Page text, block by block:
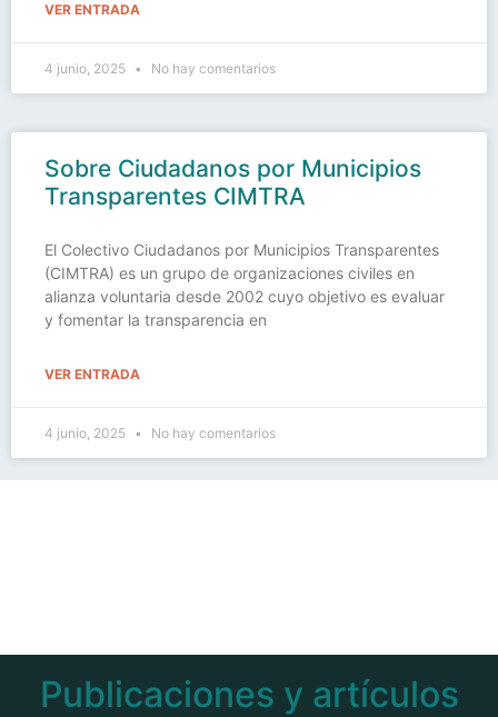
VER ENTRADA
4 junio, 2025 No hay comentarios
Sobre Ciudadanos por Municipios
Transparentes CIMTRA
El Colectivo Ciudadanos por Municipios Transparentes
(CIMTRA) es un grupo de organizaciones civiles en
alianza voluntaria desde 2002 cuyo objetivo es evaluar
y fomentar la transparencia en
VER ENTRADA
4 junio, 2025 No hay comentarios
Publicaciones y artículos